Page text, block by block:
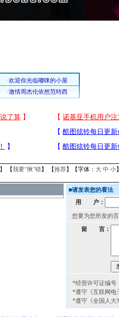
】 【我要“揪”错】 【推荐】【字体： 大 中 小
■请发表您的看法
用 户：
您要为您所发的
留 言：
*经营许可证编号
*遵守《互联网电
*遵守《全国人大